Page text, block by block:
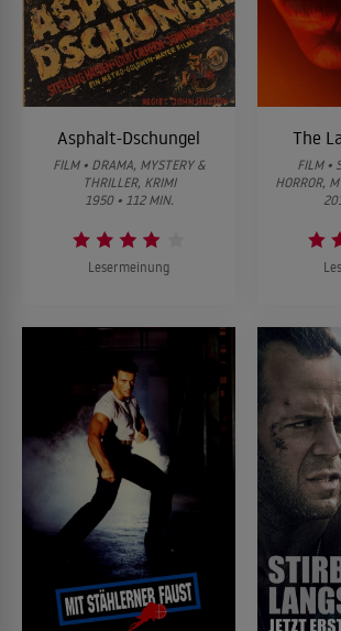
Asphalt-Dschungel
FILM • DRAMA, MYSTERY &
THRILLER, KRIMI
1950 • 112 MIN.
Lesermeinung
The
FILM •
HORROR,